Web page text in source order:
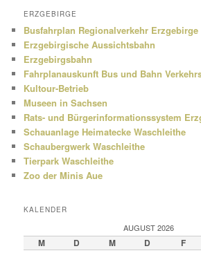
ERZGEBIRGE
Busfahrplan Regionalverkehr Erzgebirge
Erzgebirgische Aussichtsbahn
Erzgebirgsbahn
Fahrplanauskunft Bus und Bahn
Kultour-Betrieb
Museen in Sachsen
Rats- und Bürgerinformationssystem
Schauanlage Heimatecke Waschleithe
Schaubergwerk Waschleithe
Tierpark Waschleithe
Zoo der Minis Aue
KALENDER
AUGUST 2026
M D M D F